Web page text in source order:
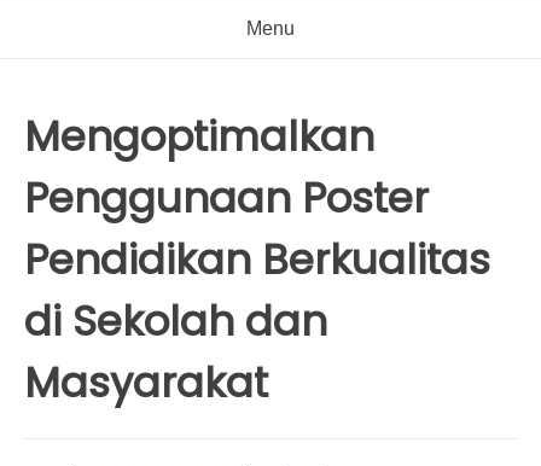
Menu
Mengoptimalkan
Penggunaan Poster
Pendidikan Berkualitas
di Sekolah dan
Masyarakat